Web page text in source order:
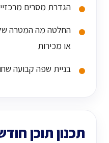
הגדרת מסרים
החלטה מה המטרה של
או מכירות
בניית שפה קבועה
תכנון תוכן